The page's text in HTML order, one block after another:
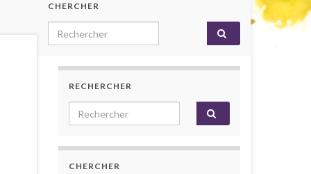
CHERCHER
Search for:
RECHERCHER
Search for:
CHERCHER